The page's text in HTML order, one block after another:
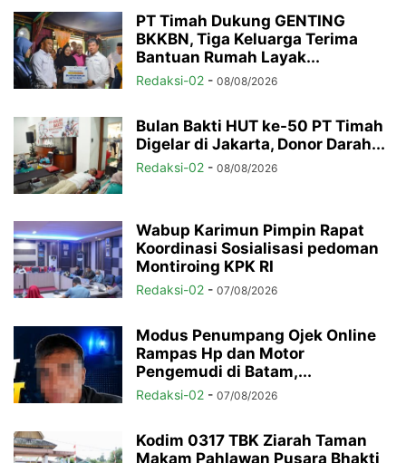
PT Timah Dukung GENTING
BKKBN, Tiga Keluarga Terima
Bantuan Rumah Layak...
Redaksi-02 - 08/08/2026
Bulan Bakti HUT ke-50 PT Timah
Digelar di Jakarta, Donor Darah...
Redaksi-02 - 08/08/2026
Wabup Karimun Pimpin Rapat
Koordinasi Sosialisasi pedoman
Montiroing KPK RI
Redaksi-02 - 07/08/2026
Modus Penumpang Ojek Online
Rampas Hp dan Motor
Pengemudi di Batam,...
Redaksi-02 - 07/08/2026
Kodim 0317 TBK Ziarah Taman
Makam Pahlawan Pusara Bhakti